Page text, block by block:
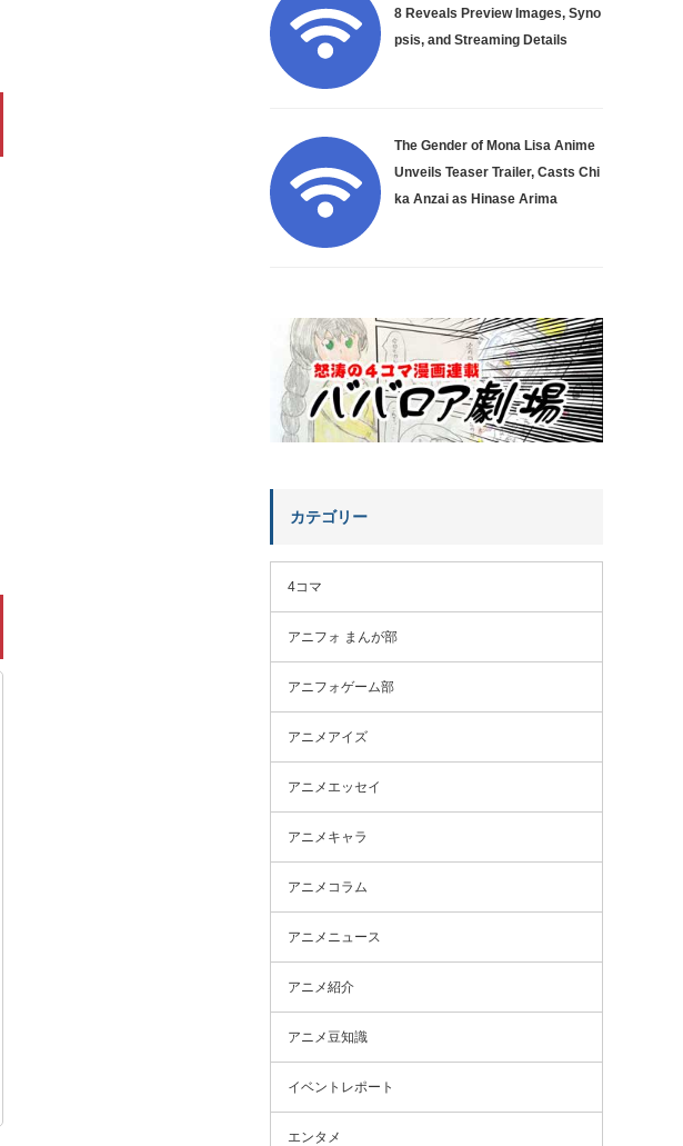
8 Reveals Preview Images, Syno
psis, and Streaming Details
The Gender of Mona Lisa Anime
Unveils Teaser Trailer, Casts Chi
ka Anzai as Hinase Arima
カテゴリー
4コマ
アニフォ まんが部
アニフォゲーム部
アニメアイズ
アニメエッセイ
アニメキャラ
アニメコラム
アニメニュース
アニメ紹介
アニメ豆知識
イベントレポート
エンタメ